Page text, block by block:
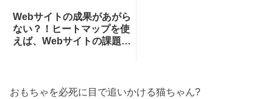
Webサイトの成果があがら
ない？！ヒートマップを使
えば、Webサイトの課題が
おもちゃを必死に目で追いかける猫ちゃん?